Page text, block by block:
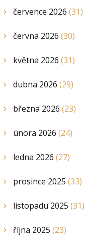
července 2026 (31)
června 2026 (30)
května 2026 (31)
dubna 2026 (29)
března 2026 (23)
února 2026 (24)
ledna 2026 (27)
prosince 2025 (33)
listopadu 2025 (31)
října 2025 (23)